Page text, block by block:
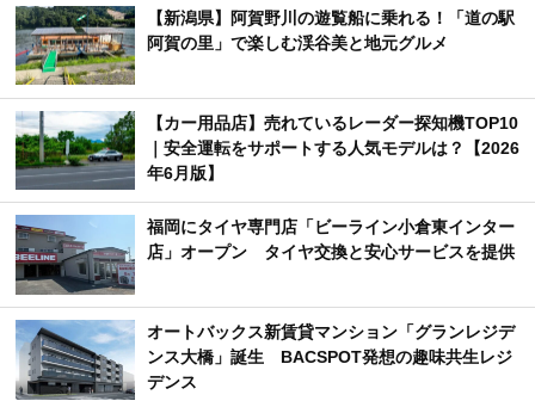
【新潟県】阿賀野川の遊覧船に乗れる！「道の駅
阿賀の里」で楽しむ渓谷美と地元グルメ
【カー用品店】売れているレーダー探知機TOP10
｜安全運転をサポートする人気モデルは？【2026
年6月版】
福岡にタイヤ専門店「ビーライン小倉東インター
店」オープン タイヤ交換と安心サービスを提供
オートバックス新賃貸マンション「グランレジデ
ンス大橋」誕生 BACSPOT発想の趣味共生レジ
デンス